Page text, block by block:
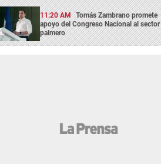
11:20 AM Tomás Zambrano promete
apoyo del Congreso Nacional al sector
palmero